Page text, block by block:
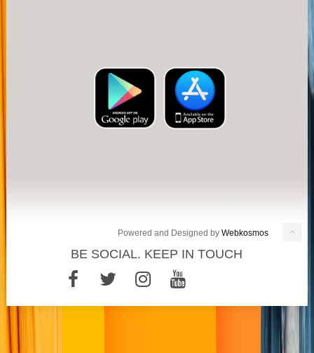
Powered and Designed byWebkosmos
BE SOCIAL. KEEP IN TOUCH